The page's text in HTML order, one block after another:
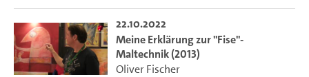
22.10.2022
Meine Erklärung zur "Fise"-
Maltechnik (2013)
Oliver Fischer